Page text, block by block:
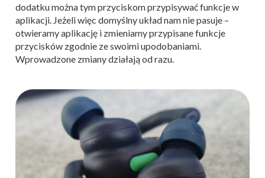
dodatku można tym przyciskom przypisywać funkcje w
aplikacji. Jeżeli więc domyślny układ nam nie pasuje –
otwieramy aplikację i zmieniamy przypisane funkcje
przycisków zgodnie ze swoimi upodobaniami.
Wprowadzone zmiany działają od razu.